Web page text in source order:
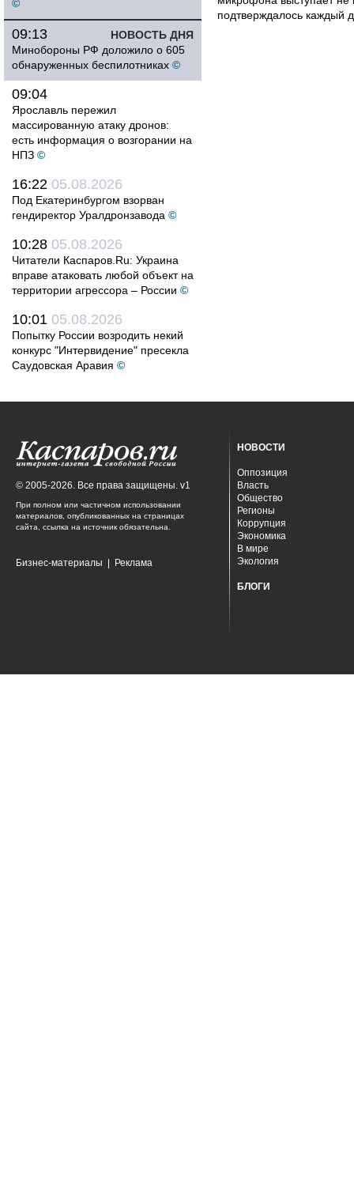
©
НОВОСТЬ ДНЯ
09:13
Минобороны РФ доложило о 605
обнаруженных беспилотниках ©
09:04
Ярославль пережил
массированную атаку дронов:
есть информация о возгорании на
НПЗ ©
16:22 05.08.2026
Под Екатеринбургом взорван
гендиректор Уралдронзавода ©
10:28 05.08.2026
Читатели Каспаров.Ru: Украина
вправе атаковать любой объект на
территории агрессора – России ©
10:01 05.08.2026
Попытку России возродить некий
конкурс "Интервидение" пресекла
Саудовская Аравия ©
подтверждалось каждый
© 2005-2026. Все права защищены. v1
При полном или частичном использовании
материалов, опубликованных на страницах
сайта, ссылка на источник обязательна.
Бизнес-материалы Реклама
НОВОСТИ
Оппозиция
Власть
Общество
Регионы
Коррупция
Экономика
В мире
Экология
БЛОГИ